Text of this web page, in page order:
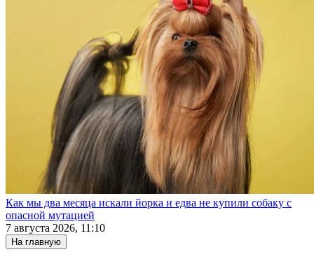
Как мы два месяца искали йорка и едва не купили собаку с
опасной мутацией
7 августа 2026, 11:10
На главную